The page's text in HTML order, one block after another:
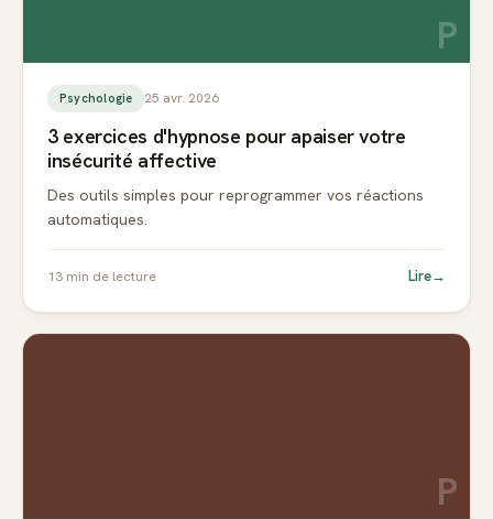
P
Psychologie 25 avr. 2026
3 exercices d'hypnose pour apaiser votre
insécurité affective
Des outils simples pour reprogrammer vos réactions
automatiques.
13 min de lecture Lire→
P